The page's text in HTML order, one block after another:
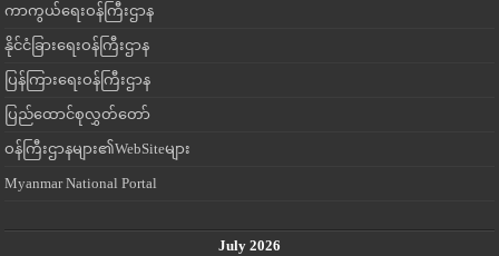
ကာကွယ်ရေးဝန်ကြီးဌာန
နိုင်ငံခြားရေးဝန်ကြီးဌာန
ပြန်ကြားရေးဝန်ကြီးဌာန
ပြည်ထောင်စုလွှတ်တော်
ဝန်ကြီးဌာနများ၏WebSiteများ
Myanmar National Portal
July 2026